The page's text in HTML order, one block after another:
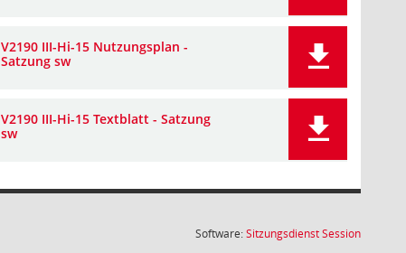
V2190 III-Hi-15 Nutzungsplan -
Satzung sw
V2190 III-Hi-15 Textblatt - Satzung
sw
Software:SitzungsdienstSession(Wird in